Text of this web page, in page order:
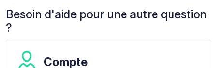
Besoin d'aide pour une autre question
?
Compte